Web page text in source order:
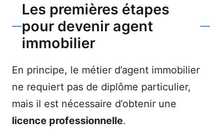
Les premières étapes
pour devenir agent
immobilier
En principe, le métier d’agent immobilier
ne requiert pas de diplôme particulier,
mais il est nécessaire d’obtenir une
licence professionnelle.